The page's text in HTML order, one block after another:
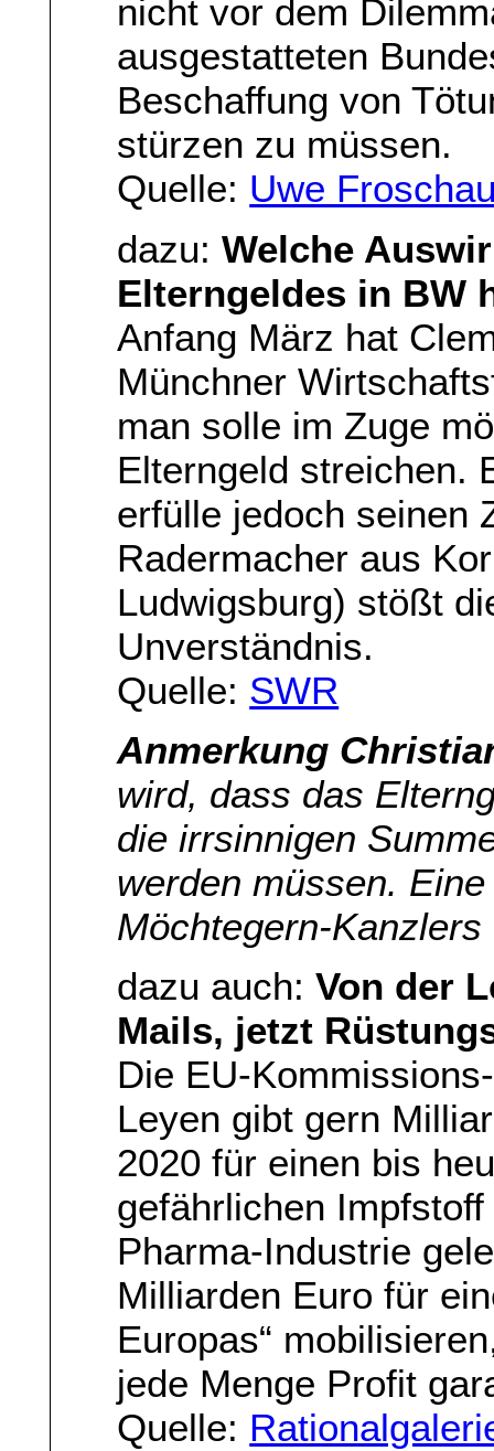
nicht vor dem
ausgestatteten
Beschaffung von
stürzen zu müssen.
Quelle: Uwe
dazu:Welche
Elterngeldes in BW
Anfang März hat
Münchner
man solle im Zuge
Elterngeld streichen.
erfülle jedoch seinen
Radermacher aus
Ludwigsburg) stößt
Unverständnis.
Quelle: SWR
Anmerkung
wird, dass das
die irrsinnigen
werden müssen.
Möchtegern-Kanzlers
dazu auch:Von der
Mails, jetzt
Die EU-
Leyen gibt gern
2020 für einen bis
gefährlichen
Pharma-Industrie
Milliarden Euro für
Europas“
jede Menge Profit
Quelle: